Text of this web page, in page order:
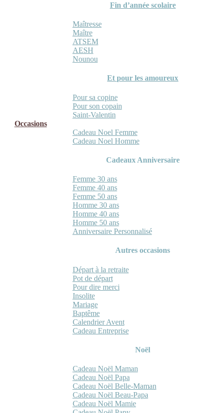
Fin d’année scolaire
Maîtresse
Maître
ATSEM
AESH
Nounou
Et pour les amoureux
Pour sa copine
Pour son copain
Saint-Valentin
Occasions
Cadeau Noel Femme
Cadeau Noel Homme
Cadeaux Anniversaire
Femme 30 ans
Femme 40 ans
Femme 50 ans
Homme 30 ans
Homme 40 ans
Homme 50 ans
Anniversaire Personnalisé
Autres occasions
Départ à la retraite
Pot de départ
Pour dire merci
Insolite
Mariage
Baptême
Calendrier Avent
Cadeau Entreprise
Noël
Cadeau Noël Maman
Cadeau Noël Papa
Cadeau Noël Belle-Maman
Cadeau Noël Beau-Papa
Cadeau Noël Mamie